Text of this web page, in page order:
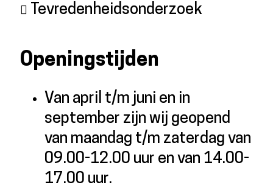
Tevredenheidsonderzoek
Openingstijden
Van april t/m juni en in
september zijn wij geopend
van maandag t/m zaterdag van
09.00-12.00 uur en van 14.00-
17.00 uur.